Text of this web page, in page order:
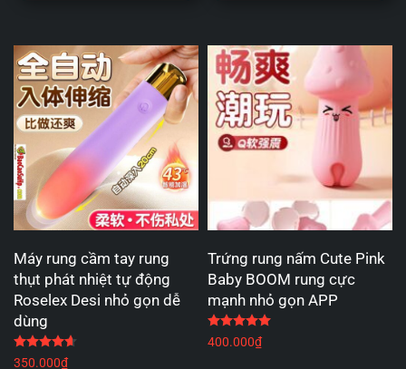
Máy rung cầm tay rung
thụt phát nhiệt tự động
Roselex Desi nhỏ gọn dễ
dùng
5 sao
350.000₫
Trứng rung nấm Cute Pink
Baby BOOM rung cực
mạnh nhỏ gọn APP
400.000₫